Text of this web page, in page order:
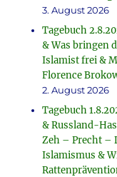
3. August 2026
Tagebuch
& Was bringen
Islamist frei &
Florence
2. August 2026
Tagebuch
& Russland-
Zeh – Precht –
Islamismus &